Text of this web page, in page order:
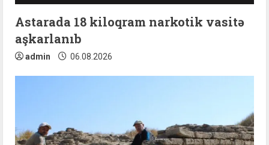
Astarada 18 kiloqram narkotik vasitə
aşkarlanıb
admin 06.08.2026